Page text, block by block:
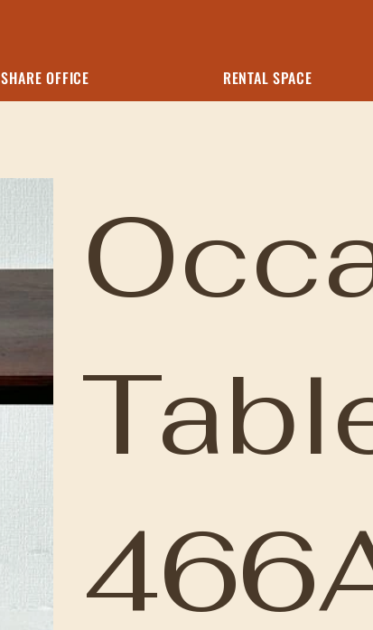
SHARE OFFICE RENTAL SPACE